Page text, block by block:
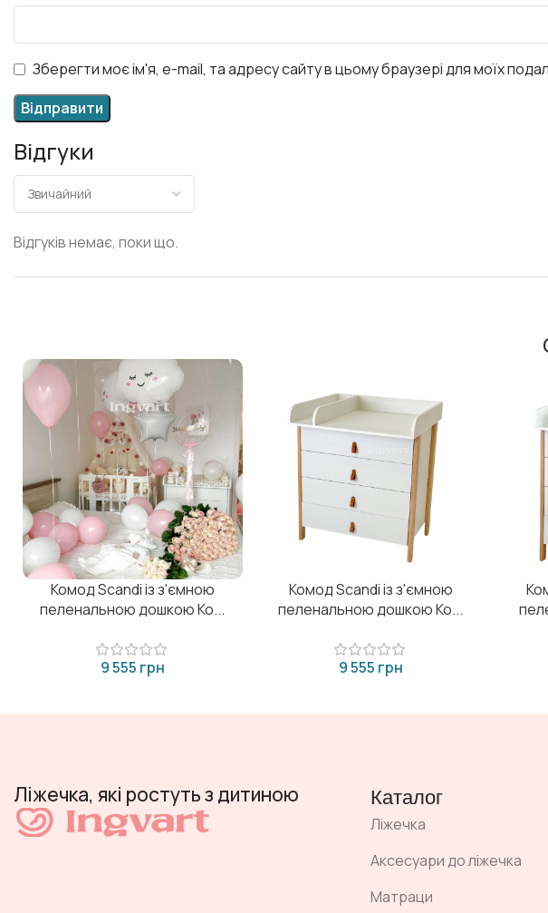
Відгуки
Відгуків немає, поки що.
Зберегти моє ім'я, e-mail, та адресу сайту в цьому браузері для моїх
Комод Scandi із з'ємною
пеленальною дошкою Ко...
грн
Комод Scandi із з'ємною
пеленальною дошкою Ко...
грн
Ліжечка, які ростуть з дитиною Каталог
Ліжечка
Аксесуари до ліжечка
Матраци